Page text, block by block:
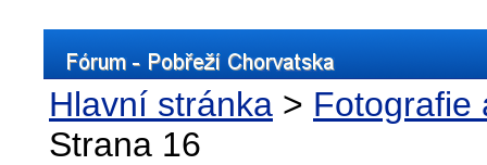
Hlavní stránka > Fotografie
Strana 16